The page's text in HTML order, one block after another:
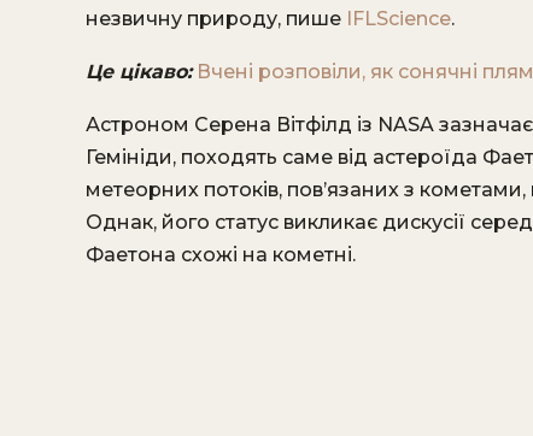
незвичну природу, пише IFLScience.
Це цікаво: Вчені розповіли, як сонячні
Астроном Серена Вітфілд із NASA
Гемініди, походять саме від астероїда
метеорних потоків, пов’язаних з
Однак, його статус викликає дискусії
Фаетона схожі на кометні.